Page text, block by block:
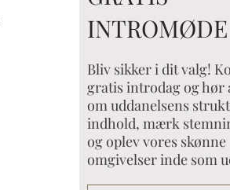
INTROMØDE
Bliv sikker i dit valg!
gratis introdag og hør
om uddanelsens
indhold, mærk
og oplev vores skønne
omgivelser inde som